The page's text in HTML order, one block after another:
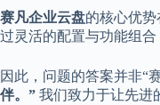
赛凡企业云盘的核心优势
过灵活的配置与功能组
因此，问题的答案并非“
伴。” 我们致力于让先进